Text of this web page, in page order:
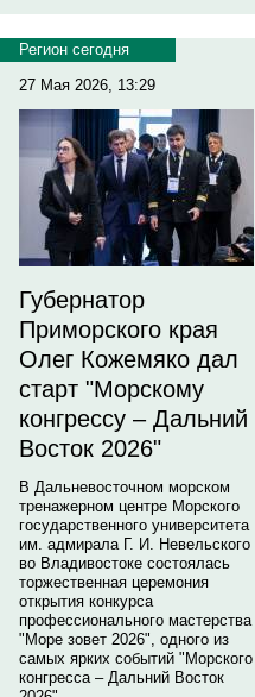
Регион сегодня
27 Мая 2026, 13:29
Губернатор
Приморского края
Олег Кожемяко дал
старт "Морскому
конгрессу – Дальний
Восток 2026"
В Дальневосточном морском
тренажерном центре Морского
государственного университета
им. адмирала Г. И. Невельского
во Владивостоке состоялась
торжественная церемония
открытия конкурса
профессионального мастерства
"Море зовет 2026", одного из
самых ярких событий "Морского
конгресса – Дальний Восток